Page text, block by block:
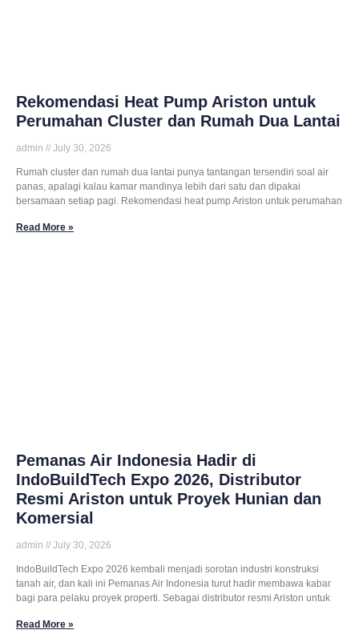
Rekomendasi Heat Pump Ariston untuk
Perumahan Cluster dan Rumah Dua Lantai
admin July 30, 2026
Rumah cluster dan rumah dua lantai punya tantangan tersendiri soal air
panas, apalagi kalau kamar mandinya lebih dari satu dan dipakai
bersamaan setiap pagi. Rekomendasi heat pump Ariston untuk perumahan
Read More »
Pemanas Air Indonesia Hadir di
IndoBuildTech Expo 2026, Distributor
Resmi Ariston untuk Proyek Hunian dan
Komersial
admin July 30, 2026
IndoBuildTech Expo 2026 kembali menjadi sorotan industri konstruksi
tanah air, dan kali ini Pemanas Air Indonesia turut hadir membawa kabar
bagi para pelaku proyek properti. Sebagai distributor resmi Ariston untuk
Read More »